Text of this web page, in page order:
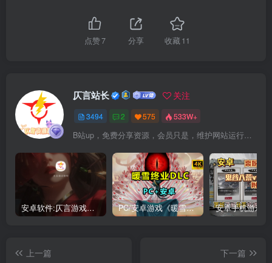
点赞7 分享 收藏11
仄言站长 关注
3494 2 575 533W+
B站up，免费分享资源，会员只是，维护网站运行，会员权利为可以支持本地下载，更多内容，敬请期待！
安卓软件:仄言游戏库4.0APP全新上架了！没有下的赶紧下载呀！ PC/安卓游戏《暖雪最新v3.1.0.1》终业DLC整合版！
上一篇
下一篇